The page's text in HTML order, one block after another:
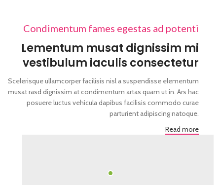
Condimentum fames egestas ad potenti
Lementum musat dignissim mi
vestibulum iaculis consectetur
Scelerisque ullamcorper facilisis nisl a suspendisse elementum
musat rasd dignissim at condimentum artas quam ut in. Ars hac
posuere luctus vehicula dapibus facilisis commodo curae
parturient adipiscing natoque.
Read more